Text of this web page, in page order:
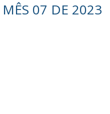
07 DE 2023